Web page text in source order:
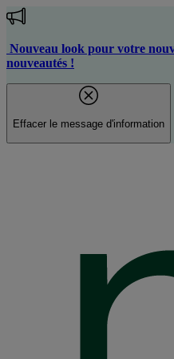
Aller
au
contenu
principal
Nouveau look pour votre
nouveautés !
Effacer le message d'information